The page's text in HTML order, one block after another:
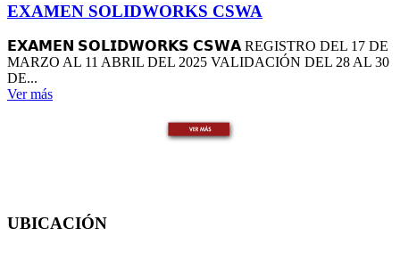
EXAMEN SOLIDWORKS CSWA
𝗘𝗫𝗔𝗠𝗘𝗡 𝗦𝗢𝗟𝗜𝗗𝗪𝗢𝗥𝗞𝗦 𝗖𝗦𝗪𝗔 REGISTRO DEL 17 DE
MARZO AL 11 ABRIL DEL 2025 VALIDACIÓN DEL 28 AL 30
DE...
Ver más
UBICACIÓN